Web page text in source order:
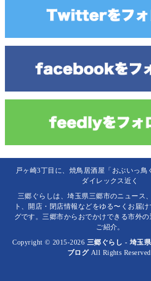
戸ヶ崎3丁目に、焼鳥居酒屋「おぶいっ鳥
ダイレックス近く
三郷ぐらしは、埼玉県三郷市のニュース
ト、開店・閉店情報などをゆる〜くお届
グです。三郷市からおでかけできる市外
ご紹介。
Copyright © 2015-2026 三郷ぐらし - 埼玉
ブログAll Rights Reserved.